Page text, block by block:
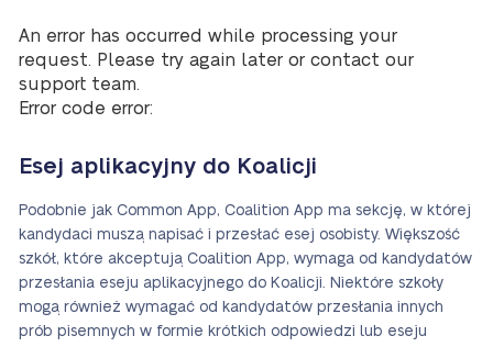
An error has occurred while processing your
request. Please try again later or contact our
support team.
Error code error:
Esej aplikacyjny do Koalicji
Podobnie jak Common App, Coalition App ma sekcję, w której
kandydaci muszą napisać i przesłać esej osobisty. Większość
szkół, które akceptują Coalition App, wymaga od kandydatów
przesłania eseju aplikacyjnego do Koalicji. Niektóre szkoły
mogą również wymagać od kandydatów przesłania innych
prób pisemnych w formie krótkich odpowiedzi lub eseju